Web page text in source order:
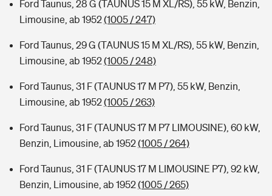
Ford Taunus, 28 G (TAUNUS 15 M XL/RS), 55 kW, Benzin,
Limousine, ab 1952(1005 / 247)
Ford Taunus, 29 G (TAUNUS 15 M XL/RS), 55 kW, Benzin,
Limousine, ab 1952(1005 / 248)
Ford Taunus, 31 F (TAUNUS 17 M P7), 55 kW, Benzin,
Limousine, ab 1952(1005 / 263)
Ford Taunus, 31 F (TAUNUS 17 M P7 LIMOUSINE), 60 kW,
Benzin, Limousine, ab 1952(1005 / 264)
Ford Taunus, 31 F (TAUNUS 17 M LIMOUSINE P7), 92 kW,
Benzin, Limousine, ab 1952(1005 / 265)